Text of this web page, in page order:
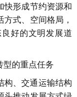
快形成节约资源和
式、空间格局，
好的文明发展道
型的重点任务
构、交通运输结构